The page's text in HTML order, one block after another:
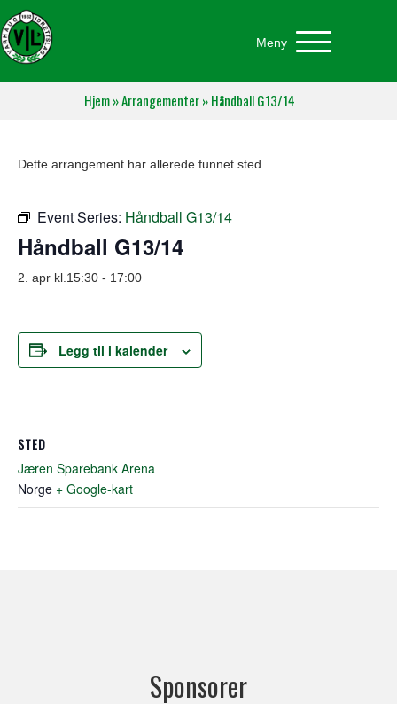
Meny
Hjem»Arrangementer»Håndball G13/14
Dette arrangement har allerede funnet sted.
Event Series: Håndball G13/14
Håndball G13/14
2. apr kl.15:30 - 17:00
Legg til i kalender
STED
Jæren Sparebank Arena
Norge + Google-kart
Sponsorer